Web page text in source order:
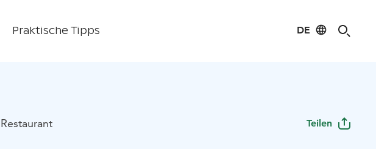
Praktische Tipps DE
Restaurant Teilen